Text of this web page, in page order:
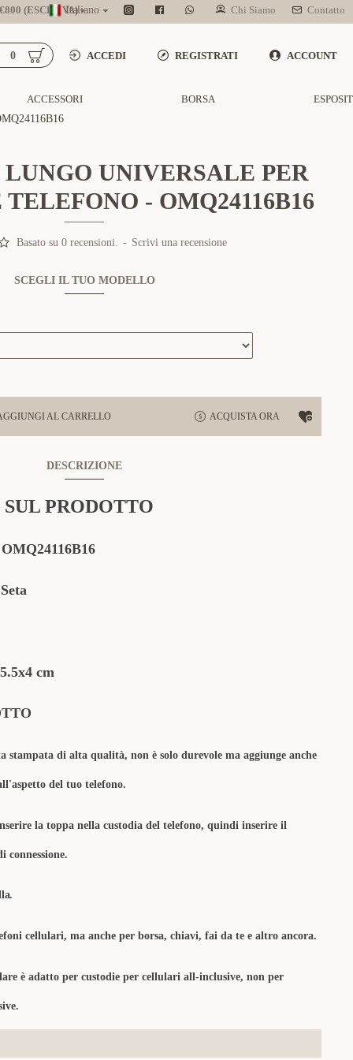
(ESCL. IVA)Italiano Chi Siamo Contatto
ACCEDI REGISTRATI ACCOUNT
0
ACCESSORI BORSA
UNIVERSALE PER
- OMQ24116B16
Basato su 0 recensioni. - Scrivi una recensione
SCEGLI IL TUO MODELLO
AL CARRELLO ACQUISTA ORA
DESCRIZIONE
PRODOTTO
OMQ24116B16
cm
stampata di alta qualità, non è solo durevole ma aggiunge anche
del tuo telefono.
la toppa nella custodia del telefono, quindi inserire il
connessione.
cellulari, ma anche per borsa, chiavi, fai da te e altro ancora.
è adatto per custodie per cellulari all-inclusive, non per